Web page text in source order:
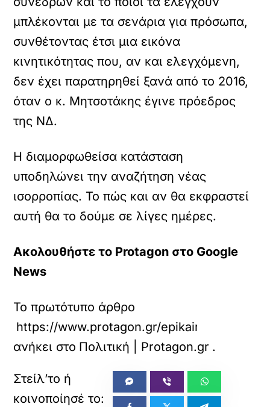
μπλέκονται με τα σενάρια για πρόσωπα,
συνθέτοντας έτσι μια εικόνα
κινητικότητας που, αν και ελεγχόμενη,
δεν έχει παρατηρηθεί ξανά από το 2016,
όταν ο κ. Μητσοτάκης έγινε πρόεδρος
της ΝΔ.
Η διαμορφωθείσα κατάσταση
υποδηλώνει την αναζήτηση νέας
ισορροπίας. Το πώς και αν θα εκφραστεί
αυτή θα το δούμε σε λίγες ημέρες.
Ακολουθήστε το Protagon στο Google
News
Το πρωτότυπο άρθρο
https://www.protagon.gr/epikairotita/gia-
ανήκει στο Πολιτική | Protagon.gr .